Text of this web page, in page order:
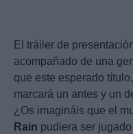
El tráiler de
acompañado de una
que este esperado
marcará un antes y un
¿Os imagináis que el
Rain pudiera ser